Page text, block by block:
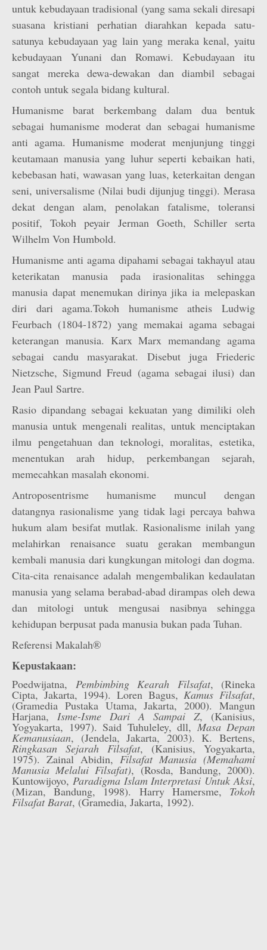
untuk kebudayaan tradisional (yang sama sekali diresapi
suasana kristiani perhatian diarahkan kepada satu-
satunya kebudayaan yag lain yang meraka kenal, yaitu
kebudayaan Yunani dan Romawi. Kebudayaan itu
sangat mereka dewa-dewakan dan diambil sebagai
contoh untuk segala bidang kultural.
Humanisme barat berkembang dalam dua bentuk
sebagai humanisme moderat dan sebagai humanisme
anti agama. Humanisme moderat menjunjung tinggi
keutamaan manusia yang luhur seperti kebaikan hati,
kebebasan hati, wawasan yang luas, keterkaitan dengan
seni, universalisme (Nilai budi dijunjug tinggi). Merasa
dekat dengan alam, penolakan fatalisme, toleransi
positif, Tokoh peyair Jerman Goeth, Schiller serta
Wilhelm Von Humbold.
Humanisme anti agama dipahami sebagai takhayul atau
keterikatan manusia pada irasionalitas sehingga
manusia dapat menemukan dirinya jika ia melepaskan
diri dari agama.Tokoh humanisme atheis Ludwig
Feurbach (1804-1872) yang memakai agama sebagai
keterangan manusia. Karx Marx memandang agama
sebagai candu masyarakat. Disebut juga Friederic
Nietzsche, Sigmund Freud (agama sebagai ilusi) dan
Jean Paul Sartre.
Rasio dipandang sebagai kekuatan yang dimiliki oleh
manusia untuk mengenali realitas, untuk menciptakan
ilmu pengetahuan dan teknologi, moralitas, estetika,
menentukan arah hidup, perkembangan sejarah,
memecahkan masalah ekonomi.
Antroposentrisme humanisme muncul dengan
datangnya rasionalisme yang tidak lagi percaya bahwa
hukum alam besifat mutlak. Rasionalisme inilah yang
melahirkan renaisance suatu gerakan membangun
kembali manusia dari kungkungan mitologi dan dogma.
Cita-cita renaisance adalah mengembalikan kedaulatan
manusia yang selama berabad-abad dirampas oleh dewa
dan mitologi untuk mengusai nasibnya sehingga
kehidupan berpusat pada manusia bukan pada Tuhan.
Referensi Makalah®
Kepustakaan:
Poedwijatna, Pembimbing Kearah Filsafat, (Rineka
Cipta, Jakarta, 1994). Loren Bagus,Kamus Filsafat,
(Gramedia Pustaka Utama, Jakarta, 2000). Mangun
Harjana, Isme-Isme Dari A Sampai Z, (Kanisius,
Yogyakarta, 1997). Said Tuhuleley, dll, Masa Depan
Kemanusiaan, (Jendela, Jakarta, 2003). K. Bertens,
Ringkasan Sejarah Filsafat, (Kanisius, Yogyakarta,
1975). Zainal Abidin, Filsafat Manusia (Memahami
Manusia Melalui Filsafat), (Rosda, Bandung, 2000).
Kuntowijoyo, Paradigma Islam Interpretasi Untuk Aksi,
(Mizan, Bandung, 1998). Harry Hamersme, Tokoh
Filsafat Barat, (Gramedia, Jakarta, 1992).